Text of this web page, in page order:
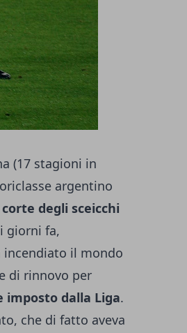
(17 stagioni in
argentino
degli sceicchi
giorni fa,
incendiato il mondo
di rinnovo per
dalla Liga.
che di fatto aveva